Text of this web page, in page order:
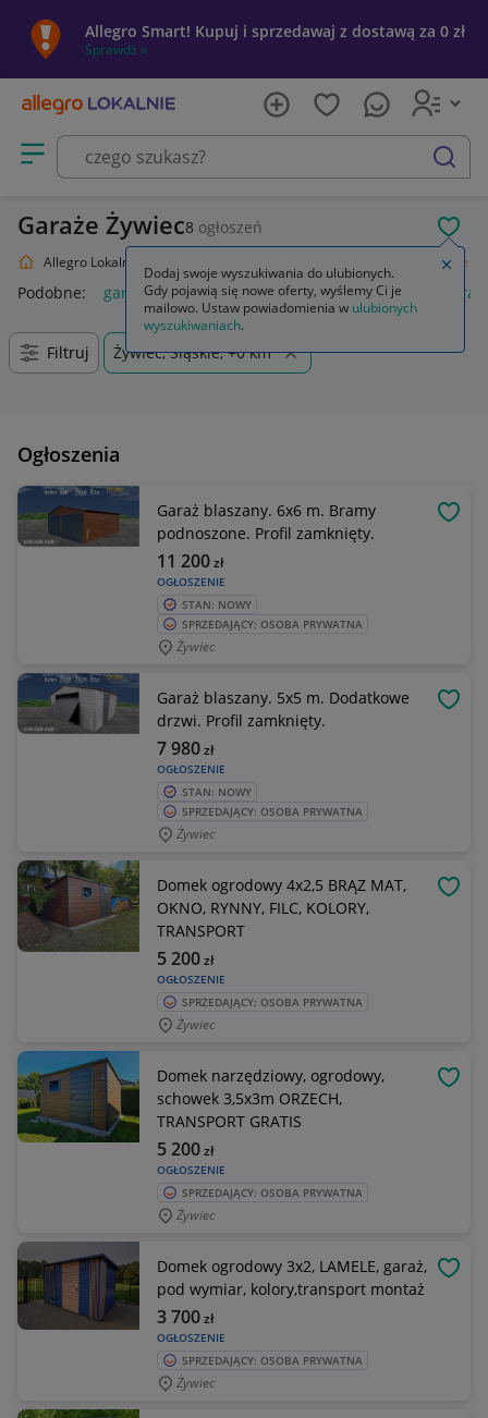
Allegro Smart! Kupuj i sprzedawaj z dostawą za 0 zł
Sprawdź »
Otwórz menu z kategoriami
szukaj
Garaże Żywiec8 ogłoszeń
Allegro Lokalnie Garaże
Podobne: garaż blaszany garaż garaż blaszany 3x5
Filtruj Żywiec, Śląskie, +0 km
Ogłoszenia
Garaż blaszany. 6x6 m. Bramy
podnoszone. Profil zamknięty.
OGŁOSZENIE
11 200zł
STAN: NOWY
SPRZEDAJĄCY: OSOBA PRYWATNA
Żywiec
Garaż blaszany. 5x5 m. Dodatkowe
drzwi. Profil zamknięty.
OGŁOSZENIE
7 980zł
STAN: NOWY
SPRZEDAJĄCY: OSOBA PRYWATNA
Żywiec
Domek ogrodowy 4x2,5 BRĄZ MAT,
OKNO, RYNNY, FILC, KOLORY,
TRANSPORT
OGŁOSZENIE
5 200zł
SPRZEDAJĄCY: OSOBA PRYWATNA
Żywiec
Domek narzędziowy, ogrodowy,
schowek 3,5x3m ORZECH,
TRANSPORT GRATIS
OGŁOSZENIE
5 200zł
SPRZEDAJĄCY: OSOBA PRYWATNA
Żywiec
Domek ogrodowy 3x2, LAMELE, garaż,
pod wymiar, kolory,transport montaż
OGŁOSZENIE
3 700zł
SPRZEDAJĄCY: OSOBA PRYWATNA
Żywiec
Dodaj swoje wyszukiwania do ulubionych.
Gdy pojawią się nowe oferty, wyślemy Ci je
mailowo. Ustaw powiadomienia w ulubionych
wyszukiwaniach.